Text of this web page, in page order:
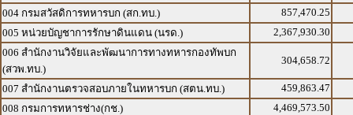
004 กรมสวัสดิการทหารบก (สก.ทบ.)
857,470.25
005 หน่วยบัญชาการรักษาดินแดน (นรด.)
2,367,930.30
006 สำนักงานวิจัยและพัฒนาการทางทหารกองทัพบก
(สวพ.ทบ.)
304,658.72
007 สำนักงานตรวจสอบภายในทหารบก (สตน.ทบ.)
459,863.47
008 กรมการทหารช่าง(กช.)
4,469,573.50